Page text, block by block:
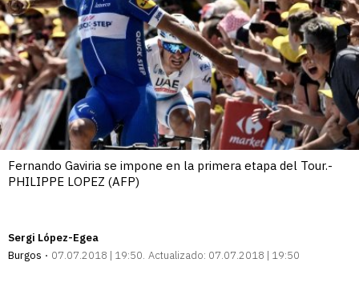
Fernando Gaviria se impone en la primera etapa del Tour.-
PHILIPPE LOPEZ (AFP)
Sergi López-Egea
Burgos
07.07.2018 | 19:50 Actualizado: 07.07.2018 | 19:50